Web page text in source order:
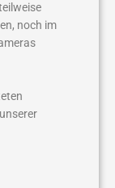
noch im